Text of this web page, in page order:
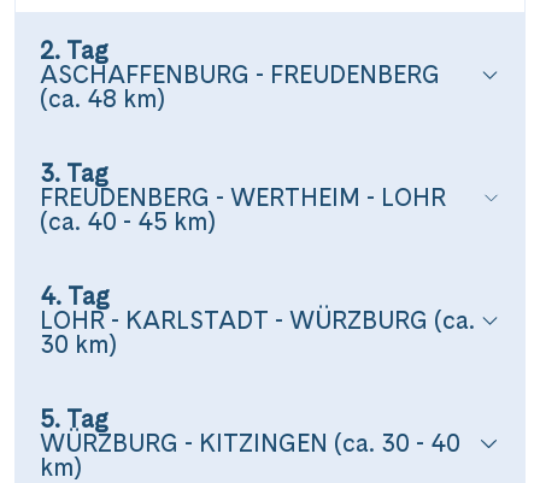
2. Tag
ASCHAFFENBURG - FREUDENBERG
(ca. 48 km)
3. Tag
FREUDENBERG - WERTHEIM - LOHR
(ca. 40 - 45 km)
4. Tag
LOHR - KARLSTADT - WÜRZBURG (ca.
30 km)
5. Tag
WÜRZBURG - KITZINGEN (ca. 30 - 40
km)